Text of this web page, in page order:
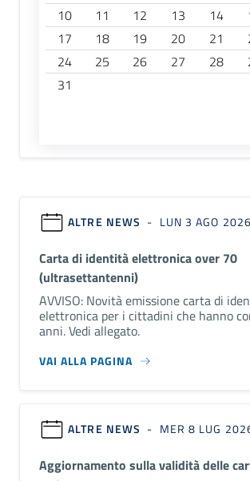
10
11 12 13 14
17
18 19 20 21
24
25 26 27 28
31
ALTRE NEWS - LUN 3 AGO 2026
Carta di identità elettronica over 70
(ultrasettantenni)
AVVISO: Novità emissione carta di
elettronica per i cittadini che hanno
anni. Vedi allegato.
VAI ALLA PAGINA
ALTRE NEWS - MER 8 LUG
Aggiornamento sulla validità delle